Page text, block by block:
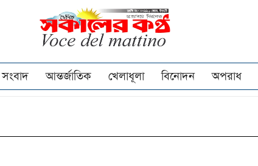
আন্তর্জাতিক খেলাধূলা বিনোদন অপরাধ